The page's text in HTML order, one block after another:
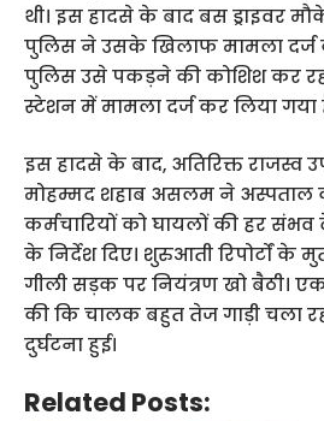
थी। इस हादसे के बाद बस ड्राइवर
पुलिस ने उसके खिलाफ मामला दर्ज
पुलिस उसे पकड़ने की कोशिश कर
स्टेशन में मामला दर्ज कर लिया गया
इस हादसे के बाद, अतिरिक्त राजस्व
मोहम्मद शहाब असलम ने अस्पताल
कर्मचारियों को घायलों की हर
के निर्देश दिए। शुरुआती रिपोर्टों के
गीली सड़क पर नियंत्रण खो बैठी। एक
की कि चालक बहुत तेज गाड़ी चला
दुर्घटना हुई।
Related Posts: